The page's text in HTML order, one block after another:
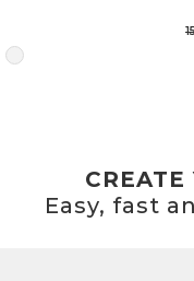
Easy, fast